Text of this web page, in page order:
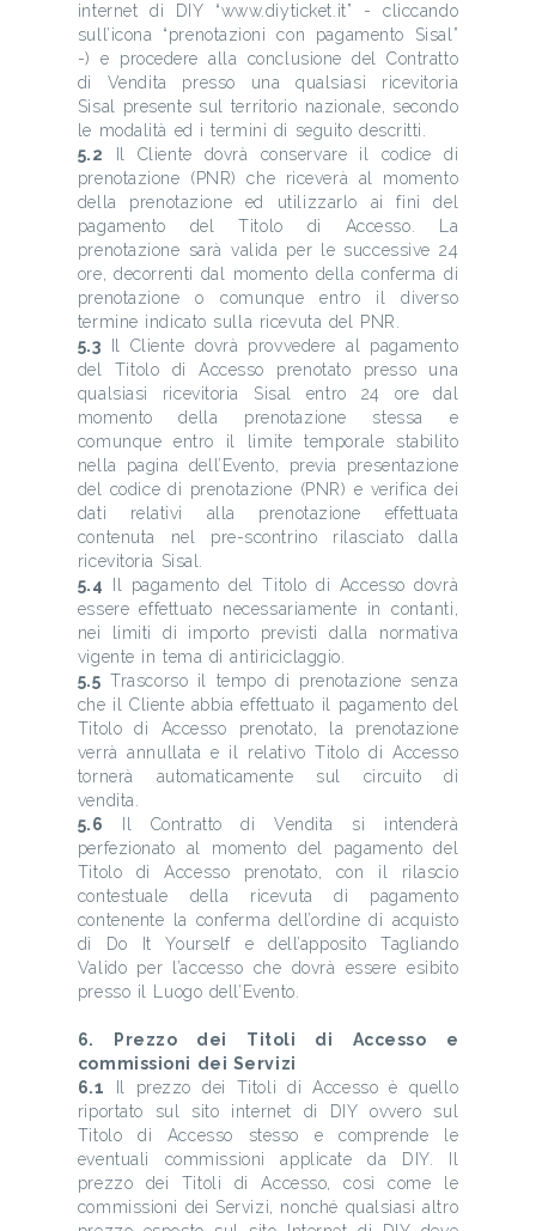
internet di DIY “www.diyticket.it” - cliccando
sull’icona “prenotazioni con pagamento Sisal”
-) e procedere alla conclusione del Contratto
di Vendita presso una qualsiasi ricevitoria
Sisal presente sul territorio nazionale, secondo
le modalità ed i termini di seguito descritti.
5.2 Il Cliente dovrà conservare il codice di
prenotazione (PNR) che riceverà al momento
della prenotazione ed utilizzarlo ai fini del
pagamento del Titolo di Accesso. La
prenotazione sarà valida per le successive 24
ore, decorrenti dal momento della conferma di
prenotazione o comunque entro il diverso
termine indicato sulla ricevuta del PNR.
5.3 Il Cliente dovrà provvedere al pagamento
del Titolo di Accesso prenotato presso una
qualsiasi ricevitoria Sisal entro 24 ore dal
momento della prenotazione stessa e
comunque entro il limite temporale stabilito
nella pagina dell’Evento, previa presentazione
del codice di prenotazione (PNR) e verifica dei
dati relativi alla prenotazione effettuata
contenuta nel pre-scontrino rilasciato dalla
ricevitoria Sisal.
5.4 Il pagamento del Titolo di Accesso dovrà
essere effettuato necessariamente in contanti,
nei limiti di importo previsti dalla normativa
vigente in tema di antiriciclaggio.
5.5 Trascorso il tempo di prenotazione senza
che il Cliente abbia effettuato il pagamento del
Titolo di Accesso prenotato, la prenotazione
verrà annullata e il relativo Titolo di Accesso
tornerà automaticamente sul circuito di
vendita.
5.6 Il Contratto di Vendita si intenderà
perfezionato al momento del pagamento del
Titolo di Accesso prenotato, con il rilascio
contestuale della ricevuta di pagamento
contenente la conferma dell’ordine di acquisto
di Do It Yourself e dell’apposito Tagliando
Valido per l’accesso che dovrà essere esibito
presso il Luogo dell’Evento.
6. Prezzo dei Titoli di Accesso e
commissioni dei Servizi
6.1 Il prezzo dei Titoli di Accesso è quello
riportato sul sito internet di DIY ovvero sul
Titolo di Accesso stesso e comprende le
eventuali commissioni applicate da DIY. Il
prezzo dei Titoli di Accesso, così come le
commissioni dei Servizi, nonché qualsiasi altro